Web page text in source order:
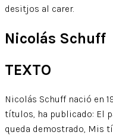
desitjos al carer.
Nicolás Schuff
TEXTO
Nicolás Schuff nació en
títulos, ha publicado: El
queda demostrado, Mis